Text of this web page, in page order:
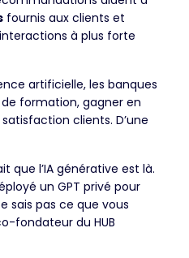
fournis aux clients et
à plus forte
artificielle, les banques
formation, gagner en
clients. D’une
que l’IA générative est là.
un GPT privé pour
sais pas ce que vous
fondateur du HUB